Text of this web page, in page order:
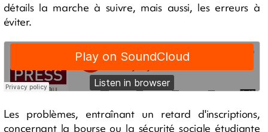
détails la marche à suivre, mais aussi, les erreurs à
éviter.
Les problèmes, entraînant un retard d'inscriptions,
concernant la bourse ou la sécurité sociale étudiante